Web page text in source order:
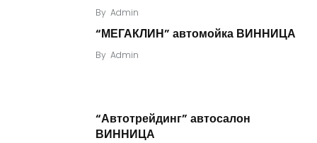
By Admin
“МЕГАКЛИН” автомойка ВИННИЦА
By Admin
“Автотрейдинг” автосалон
ВИННИЦА